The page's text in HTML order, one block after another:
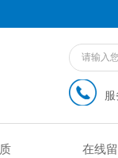
服
在线